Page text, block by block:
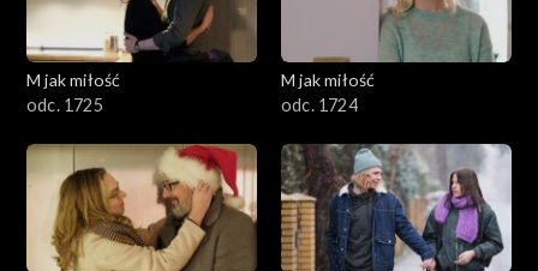
M jak miłość
odc. 1725
M jak miłość
odc. 1724